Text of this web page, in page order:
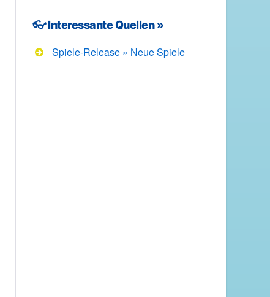
👓 Interessante Quellen »
Spiele-Release » Neue Spiele